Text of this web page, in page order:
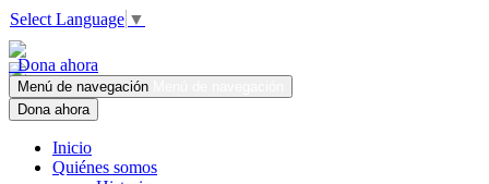
Select Language ▼
Dona ahora
Menú de navegación
Dona ahora
Inicio
Quiénes somos